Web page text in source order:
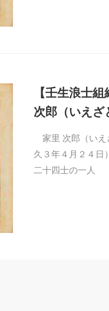
【壬生浪士
次郎（いえざ
家里 次郎（いえ
久３年４月２４
二十四士の一